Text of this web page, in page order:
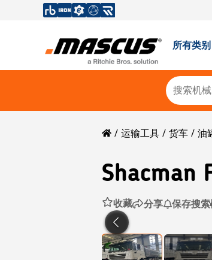
所有类别
运输工具 货车 油
Shacman
收藏 分享 保存搜索